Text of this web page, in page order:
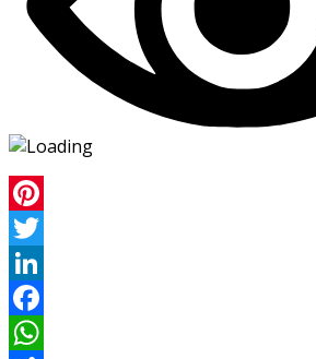
Pinterest
Twitter
LinkedIn
Facebook